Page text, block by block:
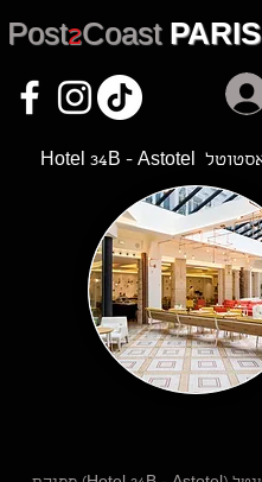
Post2Coast PARIS